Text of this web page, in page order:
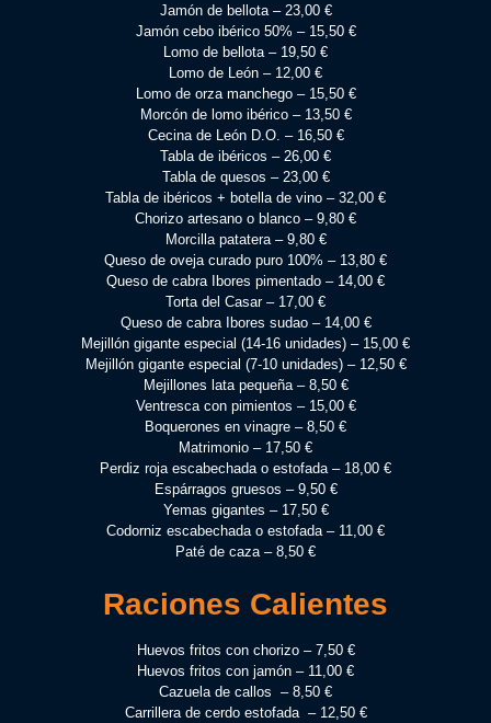
Jamón de bellota – 23,00 €
Jamón cebo ibérico 50% – 15,50 €
Lomo de bellota – 19,50 €
Lomo de León – 12,00 €
Lomo de orza manchego – 15,50 €
Morcón de lomo ibérico – 13,50 €
Cecina de León D.O. – 16,50 €
Tabla de ibéricos – 26,00 €
Tabla de quesos – 23,00 €
Tabla de ibéricos + botella de vino – 32,00 €
Chorizo artesano o blanco – 9,80 €
Morcilla patatera – 9,80 €
Queso de oveja curado puro 100% – 13,80 €
Queso de cabra Ibores pimentado – 14,00 €
Torta del Casar – 17,00 €
Queso de cabra Ibores sudao – 14,00 €
Mejillón gigante especial (14-16 unidades) – 15,00 €
Mejillón gigante especial (7-10 unidades) – 12,50 €
Mejillones lata pequeña – 8,50 €
Ventresca con pimientos – 15,00 €
Boquerones en vinagre – 8,50 €
Matrimonio – 17,50 €
Perdiz roja escabechada o estofada – 18,00 €
Espárragos gruesos – 9,50 €
Yemas gigantes – 17,50 €
Codorniz escabechada o estofada – 11,00 €
Paté de caza – 8,50 €
Raciones Calientes
Huevos fritos con chorizo – 7,50 €
Huevos fritos con jamón – 11,00 €
Cazuela de callos – 8,50 €
Carrillera de cerdo estofada – 12,50 €